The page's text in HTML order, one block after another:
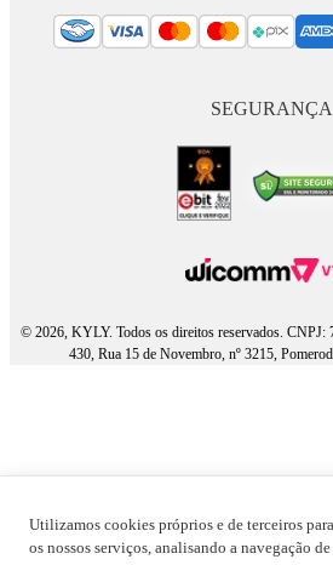
Utilizamos cookies próprios e de terceiros
os nossos serviços, analisando a navegação
SEGURANÇA
© 2026, KYLY. Todos os direitos reservados. CNPJ:
430, Rua 15 de Novembro, nº 3215,